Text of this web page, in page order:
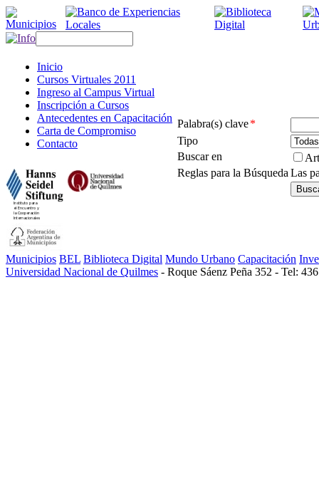
Inicio
Cursos Virtuales 2011
Ingreso al Campus Virtual
Inscripción a Cursos
Antecedentes en Capacitación
Carta de Compromiso
Contacto
Palabra(s) clave*
Tipo
Buscar en
Reglas para la Búsqueda Las
Municipios BEL Biblioteca Digital Mundo Urbano Capacitación
Universidad Nacional de Quilmes - Roque Sáenz Peña 352 - Tel: